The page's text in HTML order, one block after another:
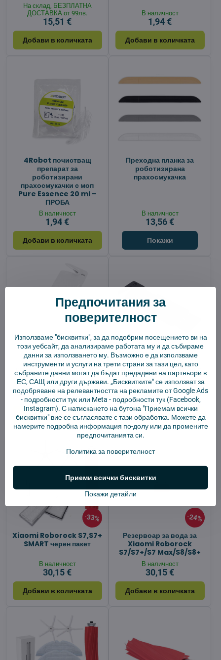
На склад, БЕЗПЛАТНА
ДОСТАВКА от 99лв.
15,51 €
Добави в количката
В наличност
1,94 €
Добави в количката
4Robot почистващ
препарат за
роботизирани
прахосмукачки с моп
Pure Essence 20 ml –
ПРОБА
В наличност
1,94 €
Добави в количката
Преходна планка за
роботизирана
прахосмукачка
В наличност
13,56 €
Покажи
Инструмент за
почистване на Xiaomi -
бял
В наличност
2,92 €
Добави в количката
Инструмент за
почистване на Xiaomi -
черен
В наличност
2,92 €
Добави в количката
33%
Xiaomi Roborock S7,S7+
SMART черен пакет
В наличност
30,15 €
Добави в количката
24%
Резервоар за вода за
Xiaomi Roborock
S7/S7+/S7 Max/S8/S8+
В наличност
30,15 €
Добави в количката
Предпочитания за
поверителност
Използваме "бисквитки", за да подобрим посещението ви на
този уебсайт, да анализираме работата му и да събираме
данни за използването му. Възможно е да използваме
инструменти и услуги на трети страни за тази цел, като
събраните данни могат да бъдат предадени на партньори в
ЕС, САЩ или други държави. „Бисквитките" се използват за
подобряване на релевантността на рекламите от Google Ads
- подробности тукили Meta - подробности тук(Facebook,
Instagram). С натискането на бутона "Приемам всички
бисквитки" вие се съгласявате с тази обработка. Можете да
намерите подробна информация по-долу или да промените
предпочитанията си.
Политика за поверителност
Покажи детайли
Приеми всички бисквитки